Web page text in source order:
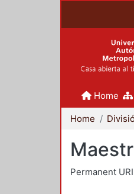
Home
Home
Permanent